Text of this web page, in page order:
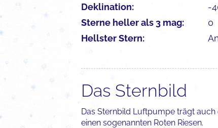
Deklination:
-
Sterne heller als 3 mag:
0
Hellster Stern:
Das Sternbild
Das Sternbild Luftpumpe trägt auch
einen sogenannten Roten Riesen.